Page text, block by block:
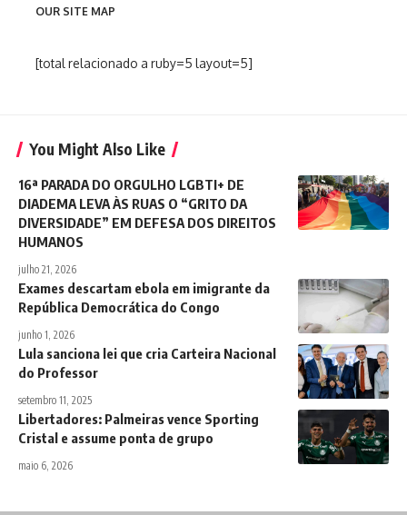
OUR SITE MAP
[total relacionado a ruby=5 layout=5]
You Might Also Like
16ª PARADA DO ORGULHO LGBTI+ DE
DIADEMA LEVA ÀS RUAS O “GRITO DA
DIVERSIDADE” EM DEFESA DOS DIREITOS
HUMANOS
julho 21, 2026
Exames descartam ebola em imigrante da
República Democrática do Congo
junho 1, 2026
Lula sanciona lei que cria Carteira Nacional
do Professor
setembro 11, 2025
Libertadores: Palmeiras vence Sporting
Cristal e assume ponta de grupo
maio 6, 2026